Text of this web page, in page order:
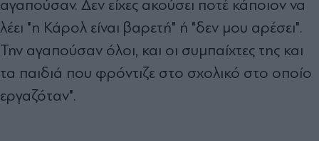
αγαπούσαν. Δεν είχες ακούσει ποτέ κάποιον να
λέει "η Κάρολ είναι βαρετή" ή "δεν μου αρέσει".
Την αγαπούσαν όλοι, και οι συμπαίχτες της και
τα παιδιά που φρόντιζε στο σχολικό στο οποίο
εργαζόταν".